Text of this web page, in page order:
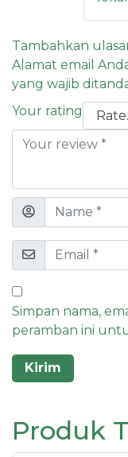
Tambahkan
Alamat email
yang wajib
Your rating
Simpan nama,
peramban ini
Produk